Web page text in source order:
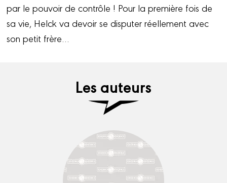
par le pouvoir de contrôle ! Pour la première fois de
sa vie, Helck va devoir se disputer réellement avec
son petit frère…
Les auteurs